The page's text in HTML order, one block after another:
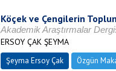
Köçek ve Çengilerin
Akademik Araştırmalar
ERSOY ÇAK ŞEYMA
Şeyma Ersoy Çak Özgün